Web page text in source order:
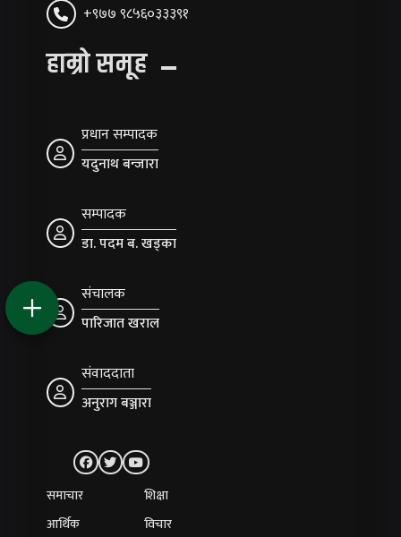
+९७७ ९८५६०३३३९१
हाम्रो समूह
प्रधान सम्पादक
यदुनाथ बन्जारा
सम्पादक
डा. पदम ब. खड्का
संचालक
पारिजात खराल
संवाददाता
अनुराग बञ्जारा
समाचार
शिक्षा
आर्थिक
विचार